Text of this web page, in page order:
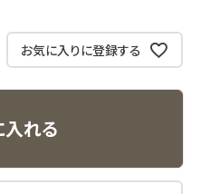
お気に入りに登録する
入れる